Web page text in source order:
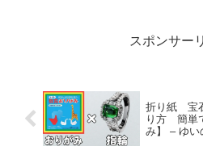
スポンサー
折り紙 宝
り方 簡単
み】 – ゆい